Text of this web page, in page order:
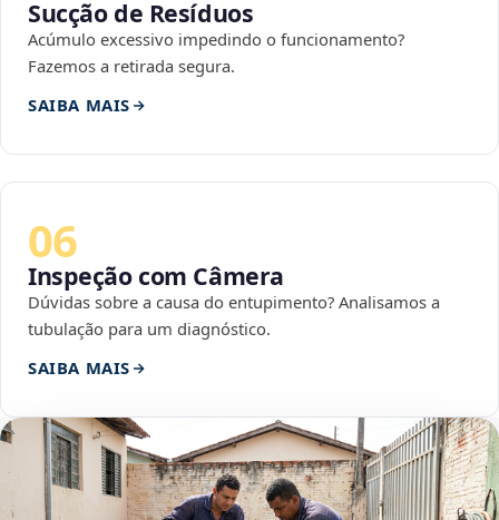
Sucção de Resíduos
Acúmulo excessivo impedindo o funcionamento?
Fazemos a retirada segura.
SAIBA MAIS
06
Inspeção com Câmera
Dúvidas sobre a causa do entupimento? Analisamos a
tubulação para um diagnóstico.
SAIBA MAIS